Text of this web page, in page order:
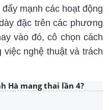
mạnh các hoạt động
đặc trên các phương
vào đó, cô chọn cách
nghệ thuật và trách
Hà mang thai lần 4?